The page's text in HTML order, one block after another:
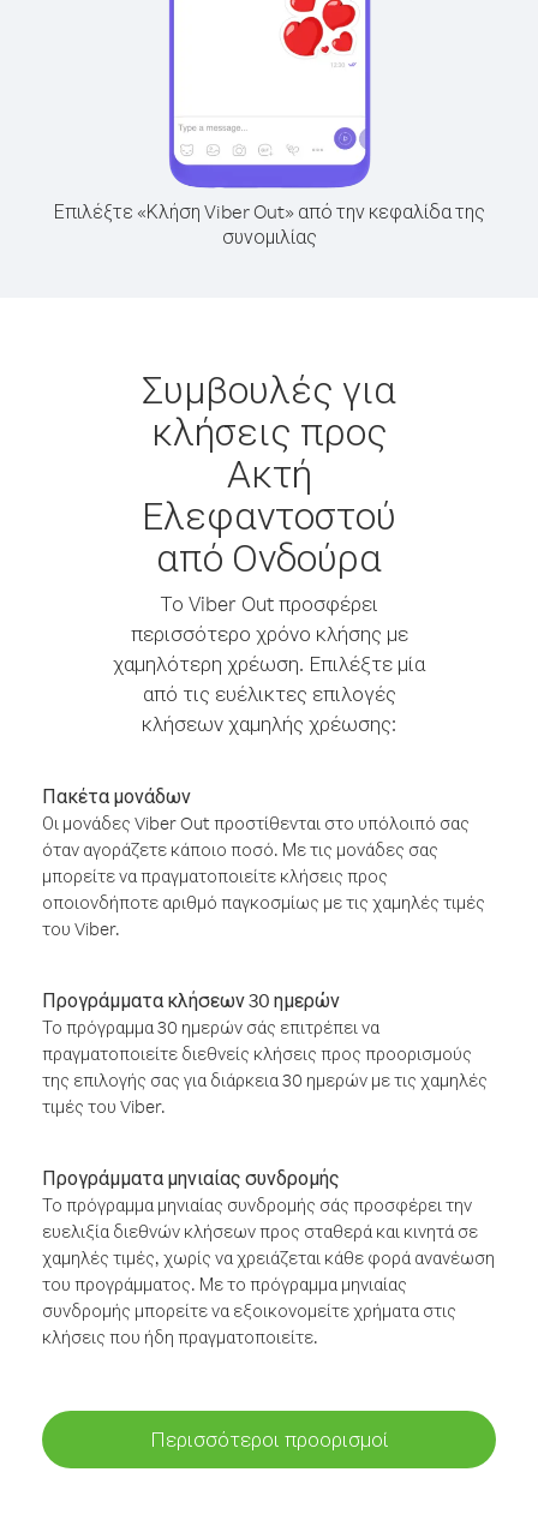
Επιλέξτε «Κλήση Viber Out» από την κεφαλίδα της
συνομιλίας
Συμβουλές για
κλήσεις προς
Ακτή
Ελεφαντοστού
από Ονδούρα
Το Viber Out προσφέρει
περισσότερο χρόνο κλήσης με
χαμηλότερη χρέωση. Επιλέξτε μία
από τις ευέλικτες επιλογές
κλήσεων χαμηλής χρέωσης:
Πακέτα μονάδων
Οι μονάδες Viber Out προστίθενται στο υπόλοιπό σας
όταν αγοράζετε κάποιο ποσό. Με τις μονάδες σας
μπορείτε να πραγματοποιείτε κλήσεις προς
οποιονδήποτε αριθμό παγκοσμίως με τις χαμηλές τιμές
του Viber.
Προγράμματα κλήσεων 30 ημερών
Το πρόγραμμα 30 ημερών σάς επιτρέπει να
πραγματοποιείτε διεθνείς κλήσεις προς προορισμούς
της επιλογής σας για διάρκεια 30 ημερών με τις χαμηλές
τιμές του Viber.
Προγράμματα μηνιαίας συνδρομής
Το πρόγραμμα μηνιαίας συνδρομής σάς προσφέρει την
ευελιξία διεθνών κλήσεων προς σταθερά και κινητά σε
χαμηλές τιμές, χωρίς να χρειάζεται κάθε φορά ανανέωση
του προγράμματος. Με το πρόγραμμα μηνιαίας
συνδρομής μπορείτε να εξοικονομείτε χρήματα στις
κλήσεις που ήδη πραγματοποιείτε.
Περισσότεροι προορισμοί